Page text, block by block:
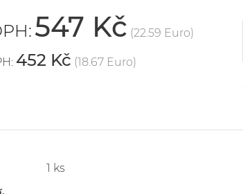
547 Kč (22.59 Euro)
452 Kč (18.67 Euro)
1 ks